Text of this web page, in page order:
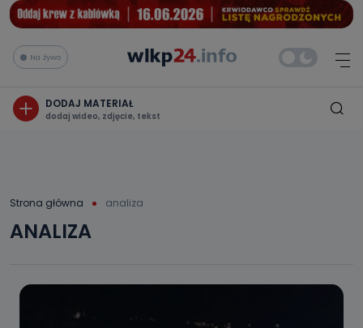
Na żywo
DODAJ MATERIAŁ
dodaj wideo, zdjęcie, tekst
Strona główna analiza
ANALIZA